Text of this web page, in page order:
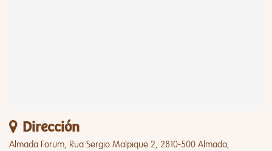
Dirección
Almada Forum, Rua Sergio Malpique 2, 2810-500 Almada,